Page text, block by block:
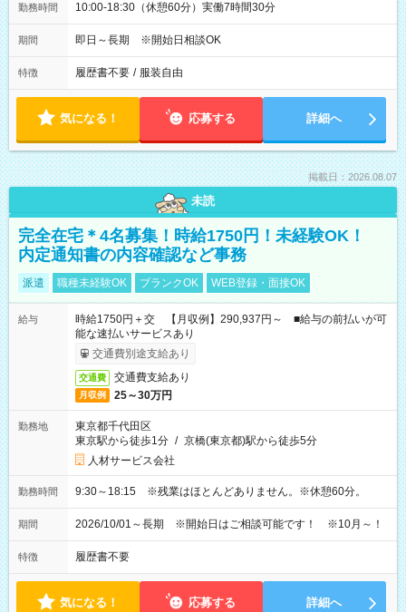
勤務時間 10:00-18:30（休憩60分）実働7時間30分
期間 即日～長期 ※開始日相談OK
特徴 履歴書不要 / 服装自由
気になる！ 応募する 詳細へ
掲載日：2026.08.07
未読
完全在宅＊4名募集！時給1750円！未経験OK！
内定通知書の内容確認など事務
派遣 職種未経験OK ブランクOK WEB登録・面接OK
給与
時給1750円＋交 【月収例】290,937円～ ■給与の前払いが可
能な速払いサービスあり
交通費別途支給あり
交通費 交通費支給あり
月収例 25～30万円
勤務地
東京都千代田区
東京駅から徒歩1分 / 京橋(東京都)駅から徒歩5分
人材サービス会社
勤務時間 9:30～18:15 ※残業はほとんどありません。※休憩60分。
期間 2026/10/01～長期 ※開始日はご相談可能です！ ※10月～！
特徴 履歴書不要
気になる！ 応募する 詳細へ